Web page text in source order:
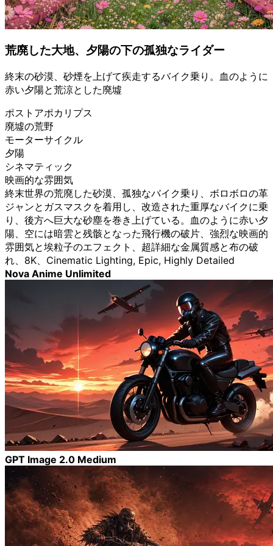
荒廃した大地、夕陽の下の孤独なライダー
終末の砂漠、砂煙を上げて疾走するバイク乗り。血のように
赤い夕陽と荒涼とした廃墟
ポストアポカリプス
廃墟の荒野
モーターサイクル
夕陽
シネマティック
映画的な雰囲気
終末世界の荒廃した砂漠、孤独なバイク乗り、ボロボロの革
ジャンとガスマスクを着用し、改造された重厚なバイクに乗
り、後方へ巨大な砂塵を巻き上げている。血のように赤い夕
陽、空には暗雲と残骸となった飛行機の破片、強烈な映画的
雰囲気と埃粒子のエフェクト、超詳細な金属質感と布の破
れ、8K、Cinematic Lighting, Epic, Highly Detailed
Nova Anime Unlimited
GPT Image 2.0 Medium